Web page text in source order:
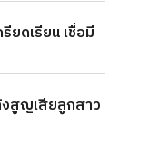
ยดเรียน เชื่อมี
สูญเสียลูกสาว